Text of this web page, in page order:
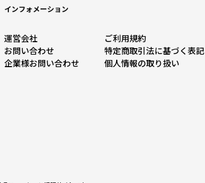
インフォメーション
運営会社
ご利用規約
お問い合わせ
特定商取引法に基づく表記
企業様お問い合わせ
個人情報の取り扱い